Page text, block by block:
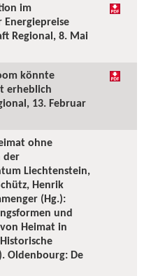
im
Regional, 8. Mai
könnte
erheblich
13. Februar
ohne
der
Liechtenstein,
Henrik
(Hg.):
und
Heimat in
Oldenbourg: De